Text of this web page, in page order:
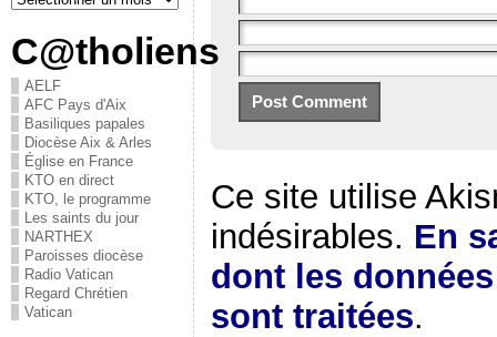
C@tholiens
AELF
AFC Pays d'Aix
Basiliques papales
Diocèse Aix & Arles
Église en France
KTO en direct
KTO, le programme
Les saints du jour
NARTHEX
Paroisses diocèse
Radio Vatican
Regard Chrétien
Vatican
Ce site utilise
indésirables. En
dont les
sont traitées.